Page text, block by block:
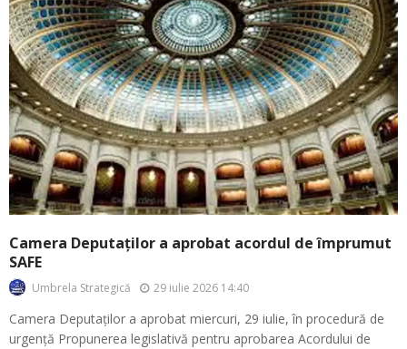
Camera Deputaților a aprobat acordul de împrumut
SAFE
Umbrela Strategică 29 iulie 2026 14:40
Camera Deputaților a aprobat miercuri, 29 iulie, în procedură de
urgență Propunerea legislativă pentru aprobarea Acordului de